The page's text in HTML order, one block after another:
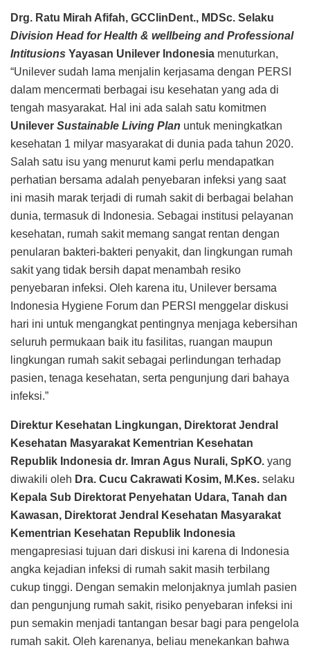
Drg. Ratu Mirah Afifah, GCClinDent., MDSc. Selaku
Division Head for Health & wellbeing and Professional
Intitusions Yayasan Unilever Indonesia menuturkan,
“Unilever sudah lama menjalin kerjasama dengan PERSI
dalam mencermati berbagai isu kesehatan yang ada di
tengah masyarakat. Hal ini ada salah satu komitmen
Unilever Sustainable Living Plan untuk meningkatkan
kesehatan 1 milyar masyarakat di dunia pada tahun 2020.
Salah satu isu yang menurut kami perlu mendapatkan
perhatian bersama adalah penyebaran infeksi yang saat
ini masih marak terjadi di rumah sakit di berbagai belahan
dunia, termasuk di Indonesia. Sebagai institusi pelayanan
kesehatan, rumah sakit memang sangat rentan dengan
penularan bakteri-bakteri penyakit, dan lingkungan rumah
sakit yang tidak bersih dapat menambah resiko
penyebaran infeksi. Oleh karena itu, Unilever bersama
Indonesia Hygiene Forum dan PERSI menggelar diskusi
hari ini untuk mengangkat pentingnya menjaga kebersihan
seluruh permukaan baik itu fasilitas, ruangan maupun
lingkungan rumah sakit sebagai perlindungan terhadap
pasien, tenaga kesehatan, serta pengunjung dari bahaya
infeksi.”
Direktur Kesehatan Lingkungan, Direktorat Jendral
Kesehatan Masyarakat Kementrian Kesehatan
Republik Indonesia dr. Imran Agus Nurali, SpKO. yang
diwakili oleh Dra. Cucu Cakrawati Kosim, M.Kes. selaku
Kepala Sub Direktorat Penyehatan Udara, Tanah dan
Kawasan, Direktorat Jendral Kesehatan Masyarakat
Kementrian Kesehatan Republik Indonesia
mengapresiasi tujuan dari diskusi ini karena di Indonesia
angka kejadian infeksi di rumah sakit masih terbilang
cukup tinggi. Dengan semakin melonjaknya jumlah pasien
dan pengunjung rumah sakit, risiko penyebaran infeksi ini
pun semakin menjadi tantangan besar bagi para pengelola
rumah sakit. Oleh karenanya, beliau menekankan bahwa